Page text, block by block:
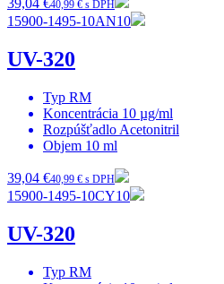
39,04 €40,99 € s DPH
15900-1495-10AN10
UV-320
Typ RM
Koncentrácia 10 µg/ml
Rozpúšťadlo Acetonitril
Objem 10 ml
39,04 €40,99 € s DPH
15900-1495-10CY10
UV-320
Typ RM